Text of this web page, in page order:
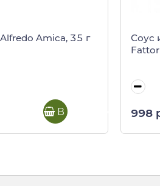
Amica, 35 г
В корзину
Соус
998